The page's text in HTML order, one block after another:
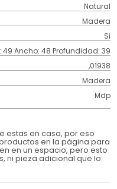
Natural
Madera
Si
49 Ancho: 48 Profundidad: 39
,01938
Madera
Mdp
estas en casa, por eso
en la página para
en un espacio, pero esto
ni pieza adicional que lo